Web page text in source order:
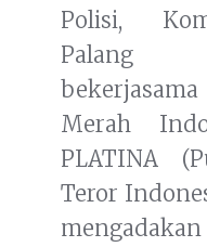
Polisi,
Palang
Merah
PLATINA
Teror